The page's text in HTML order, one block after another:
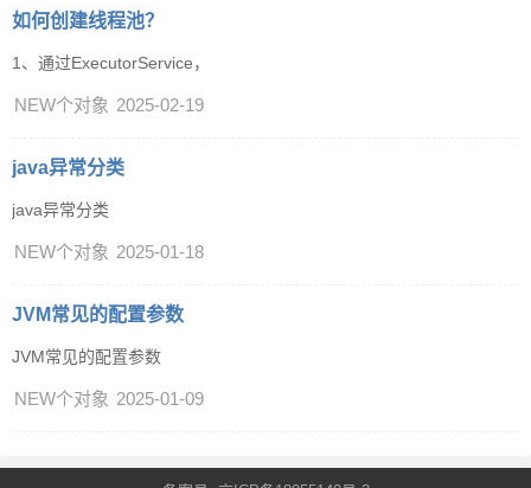
如何创建线程池？
1、通过ExecutorService，
NEW个对象 2025-02-19
java异常分类
java异常分类
NEW个对象 2025-01-18
JVM常见的配置参数
JVM常见的配置参数
NEW个对象 2025-01-09